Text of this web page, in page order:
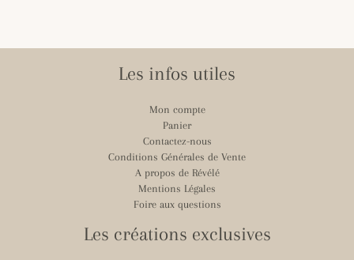
Les infos utiles
Mon compte
Panier
Contactez-nous
Conditions Générales de Vente
A propos de Révélé
Mentions Légales
Foire aux questions
Les créations exclusives